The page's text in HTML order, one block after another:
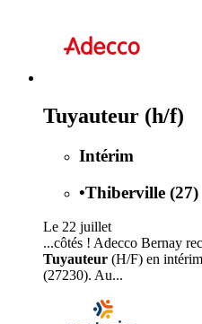
Tuyauteur (h/f)
Intérim
•Thiberville (27)
Le 22 juillet
...côtés ! Adecco Bernay
Tuyauteur (H/F) en
(27230). Au...